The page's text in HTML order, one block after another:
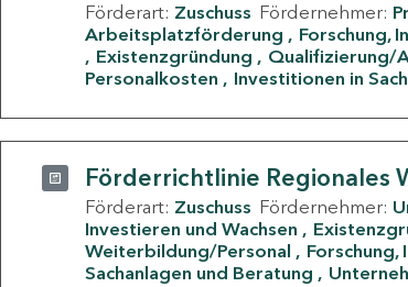
Förderart: Zuschuss Fördernehmer:
Arbeitsplatzförderung
Forschung,
Existenzgründung
Qualifizierung/
Personalkosten
Investitionen in
Förderrichtlinie Regionales
Förderart: Zuschuss Fördernehmer:
Investieren und Wachsen
Weiterbildung/Personal
Sachanlagen und Beratung